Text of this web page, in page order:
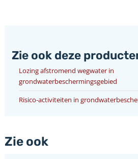
Zie ook deze
Lozing afstromend wegwater in
grondwaterbeschermingsgebied
Risico-activiteiten in
Zie ook